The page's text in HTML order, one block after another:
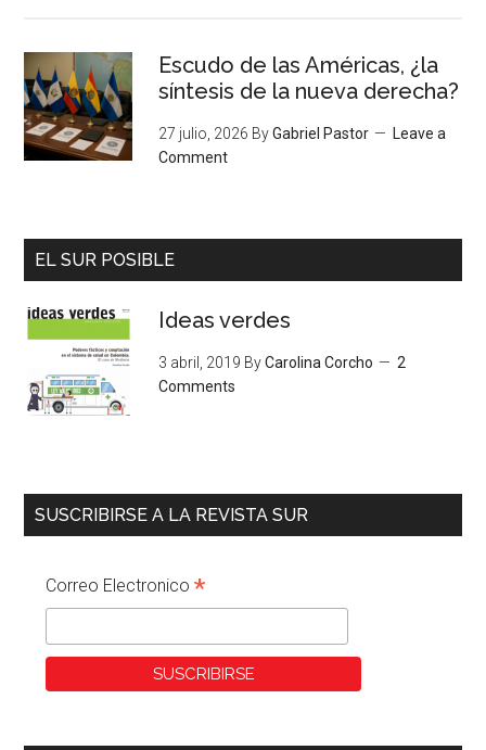
Escudo de las Américas, ¿la
síntesis de la nueva derecha?
27 julio, 2026 ByGabriel Pastor
Leave a
Comment
EL SUR POSIBLE
Ideas verdes
3 abril, 2019 ByCarolina Corcho
2
Comments
SUSCRIBIRSE A LA REVISTA SUR
Correo Electronico*